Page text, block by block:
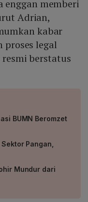
enggan memberi
Adrian,
kabar
legal
berstatus
BUMN Beromzet
Pangan,
Mundur dari